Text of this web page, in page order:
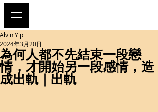
為何人都不先結束一段戀
情，才開始另一段感情，造
成出軌｜出軌
Alvin Yip
2024年3月20日